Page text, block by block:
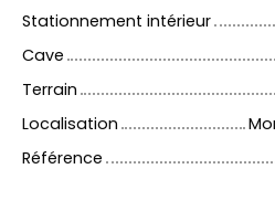
Stationnement intérieur
Cave
Terrain
Localisation
Référence